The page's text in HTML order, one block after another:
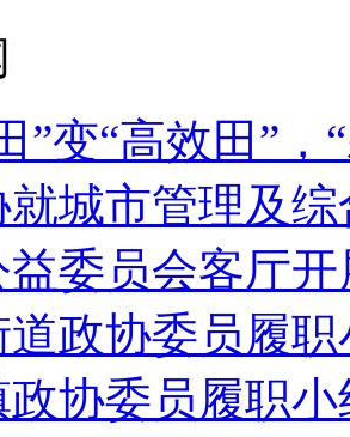
”变“高效田”，
就城市管理及
益委员会客厅
道政协委员履
政协委员履职